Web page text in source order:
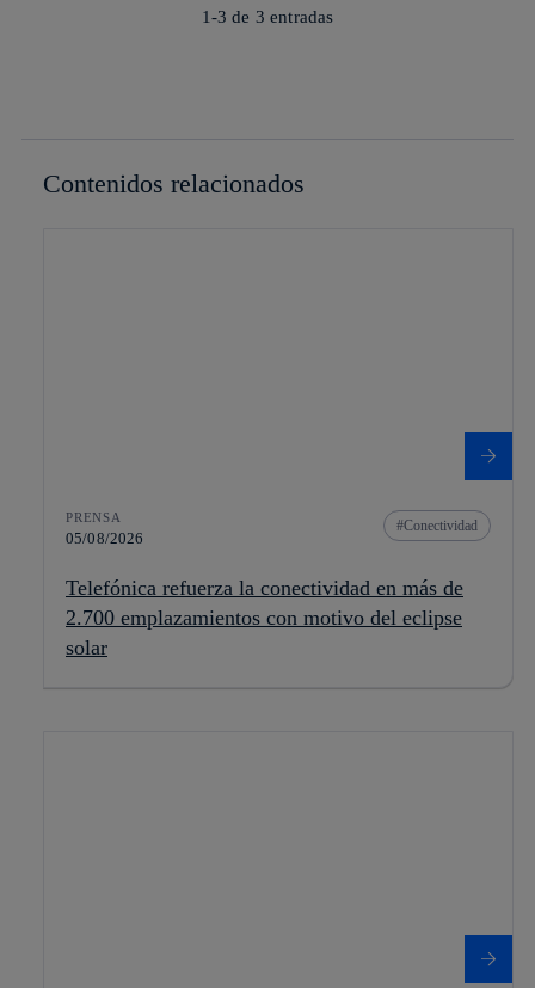
1-3 de 3 entradas
Contenidos relacionados
PRENSA
05/08/2026
Conectividad
Telefónica refuerza la conectividad en más de
2.700 emplazamientos con motivo del eclipse
solar